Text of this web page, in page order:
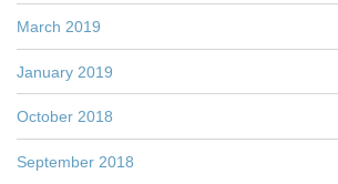
March 2019
January 2019
October 2018
September 2018